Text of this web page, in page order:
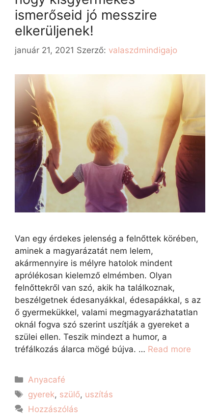
ismerőseid jó messzire
elkerüljenek!
január 21, 2021 Szerző: valaszdmindigajo
Van egy érdekes jelenség a felnőttek körében,
aminek a magyarázatát nem lelem,
akármennyire is mélyre hatolok mindent
aprólékosan kielemző elmémben. Olyan
felnőttekről van szó, akik ha találkoznak,
beszélgetnek édesanyákkal, édesapákkal, s az
ő gyermekükkel, valami megmagyarázhatatlan
oknál fogva szó szerint uszítják a gyereket a
szülei ellen. Teszik mindezt a humor, a
tréfálkozás álarca mögé bújva. … Read more
Anyacafé
gyerek, szülő, uszítás
Hozzászólás